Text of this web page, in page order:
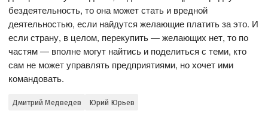
бездеятельность, то она может стать и вредной
деятельностью, если найдутся желающие платить за это. И
если страну, в целом, перекупить — желающих нет, то по
частям — вполне могут найтись и поделиться с теми, кто
сам не может управлять предприятиями, но хочет ими
командовать.
Дмитрий Медведев Юрий Юрьев